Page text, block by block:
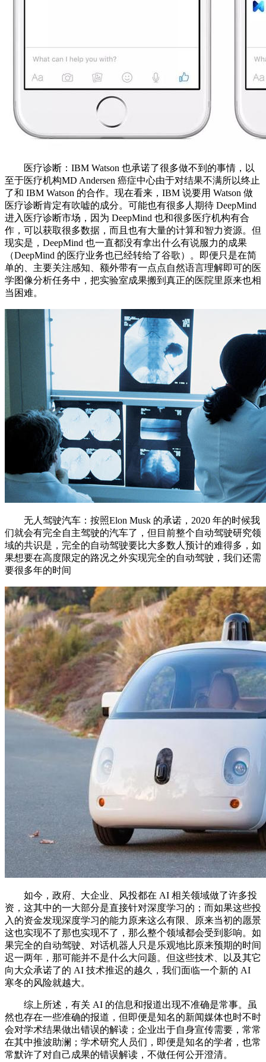
医疗诊断：IBM Watson 也承诺了很多做不到的事情，以
至于医疗机构MD Andersen 癌症中心由于对结果不满所以终止
了和 IBM Watson 的合作。现在看来，IBM 说要用 Watson 做
医疗诊断肯定有吹嘘的成分。可能也有很多人期待 DeepMind
进入医疗诊断市场，因为 DeepMind 也和很多医疗机构有合
作，可以获取很多数据，而且也有大量的计算和智力资源。但
现实是，DeepMind 也一直都没有拿出什么有说服力的成果
（DeepMind 的医疗业务也已经转给了谷歌）。即便只是在简
单的、主要关注感知、额外带有一点点自然语言理解即可的医
学图像分析任务中，把实验室成果搬到真正的医院里原来也相
当困难。
无人驾驶汽车：按照Elon Musk 的承诺，2020 年的时候我
们就会有完全自主驾驶的汽车了，但目前整个自动驾驶研究领
域的共识是，完全的自动驾驶要比大多数人预计的难得多，如
果想要在高度限定的路况之外实现完全的自动驾驶，我们还需
要很多年的时间
如今，政府、大企业、风投都在 AI 相关领域做了许多投
资，这其中的一大部分是直接针对深度学习的；而如果这些投
入的资金发现深度学习的能力原来这么有限、原来当初的愿景
这也实现不了那也实现不了，那么整个领域都会受到影响。如
果完全的自动驾驶、对话机器人只是乐观地比原来预期的时间
迟一两年，那可能并不是什么大问题。但这些技术、以及其它
向大众承诺了的 AI 技术推迟的越久，我们面临一个新的 AI
寒冬的风险就越大。
综上所述，有关 AI 的信息和报道出现不准确是常事。虽
然也存在一些准确的报道，但即便是知名的新闻媒体也时不时
会对学术结果做出错误的解读；企业出于自身宣传需要，常常
在其中推波助澜；学术研究人员们，即便是知名的学者，也常
常默许了对自己成果的错误解读，不做任何公开澄清。